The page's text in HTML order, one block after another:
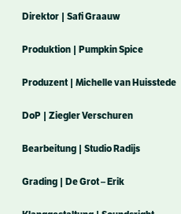
Direktor | Safi Graauw
Produktion | Pumpkin Spice
Produzent | Michelle van Huisstede
DoP | Ziegler Verschuren
Bearbeitung | Studio Radijs
Grading | De Grot – Erik